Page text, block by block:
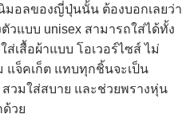
ลของญี่ปุ่นนั้น ต้องบอกเลยว่า
วแบบ unisex สามารถใส่ได้ทั้ง
เสื้อผ้าแบบ โอเวอร์ไซส์ ไม่
แจ็คเก็ต แทบทุกชิ้นจะเป็น
วมใส่สบาย และช่วยพรางหุ่น
วย